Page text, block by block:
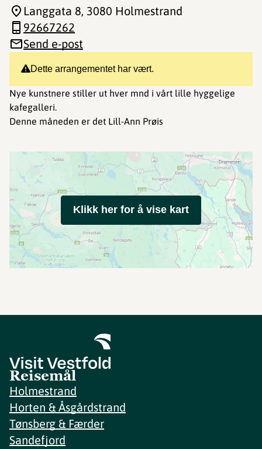
Dette arrangementet har vært.
Nye kunstnere stiller ut hver mnd i vårt lille hyggelige
kafegalleri.
Denne måneden er det Lill-Ann Prøis
Langgata 8, 3080 Holmestrand
92667262
Send e-post
Klikk her for å vise kart
Reisemål
Holmestrand
Horten & Åsgårdstrand
Tønsberg & Færder
Sandefjord